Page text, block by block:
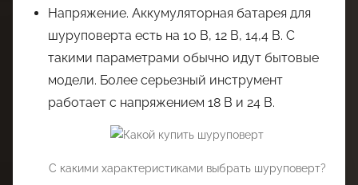
Напряжение. Аккумуляторная батарея для
шуруповерта есть на 10 В, 12 В, 14,4 В. С
такими параметрами обычно идут бытовые
модели. Более серьезный инструмент
работает с напряжением 18 В и 24 В.
С какими характеристиками выбрать шуруповерт?